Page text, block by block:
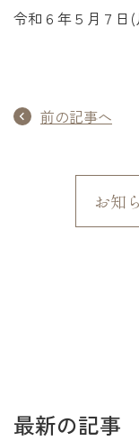
令和６年５月７日(
前の記事へ
お知
最新の記事